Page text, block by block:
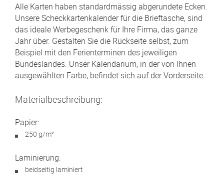
Alle Karten haben standardmässig abgerundete Ecken.
Unsere Scheckkartenkalender für die Brieftasche, sind
das ideale Werbegeschenk für Ihre Firma, das ganze
Jahr über. Gestalten Sie die Rückseite selbst, zum
Beispiel mit den Ferienterminen des jeweiligen
Bundeslandes. Unser Kalendarium, in der von Ihnen
ausgewählten Farbe, befindet sich auf der Vorderseite.
Materialbeschreibung:
Papier:
250 g/m²
Laminierung:
beidseitig laminiert